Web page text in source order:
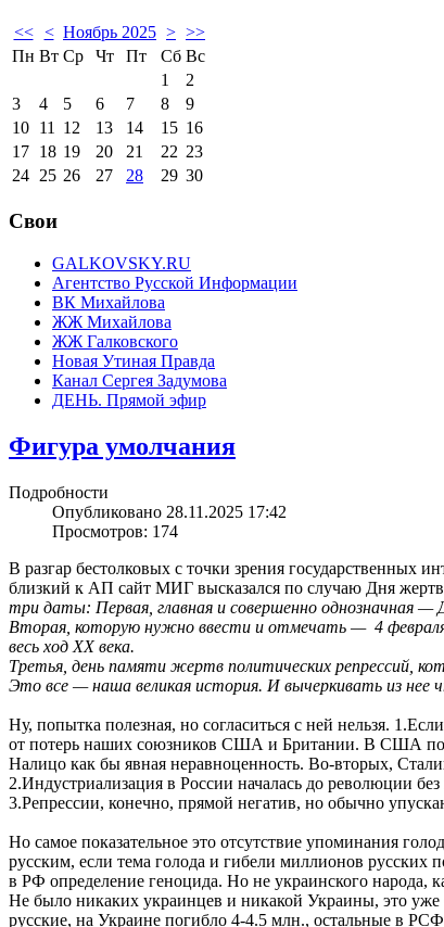
<< < Ноябрь 2025 > >>
Пн Вт Ср Чт Пт Сб Вс
1
2
3
4 5 6 7 8
9
10 11 12 13 14 15 16
17 18 19 20 21 22 23
24 25 26 27 28 29 30
Свои
GALKOVSKY.RU
Агентство Русской Информации
ВК Михайлова
ЖЖ Михайлова
ЖЖ Галковского
Новая Утиная Правда
Канал Сергея Задумова
ДЕНЬ. Прямой эфир
Фигура умолчания
Подробности
Опубликовано 28.11.2025 17:42
Просмотров: 174
В разгар бестолковых с точки зрения государственных
близкий к АП сайт МИГ высказался по случаю Дня жертв
три даты: Первая, главная и совершенно однозначная —
Вторая, которую нужно ввести и отмечать — 4
весь ход XX века.
Третья, день памяти жертв политических репрессий,
Это все — наша великая история. И вычеркивать из нее
Ну, попытка полезная, но согласиться с ней нельзя.
от потерь наших союзников США и Британии. В США
Налицо как бы явная неравноценность. Во-вторых,
2.Индустриализация в России началась до революции
3.Репрессии, конечно, прямой негатив, но обычно
Но самое показательное это отсутствие упоминания
русским, если тема голода и гибели миллионов русских
в РФ определение геноцида. Но не украинского народа,
Не было никаких украинцев и никакой Украины, это
русские, на Украине погибло 4-4.5 млн., остальные в